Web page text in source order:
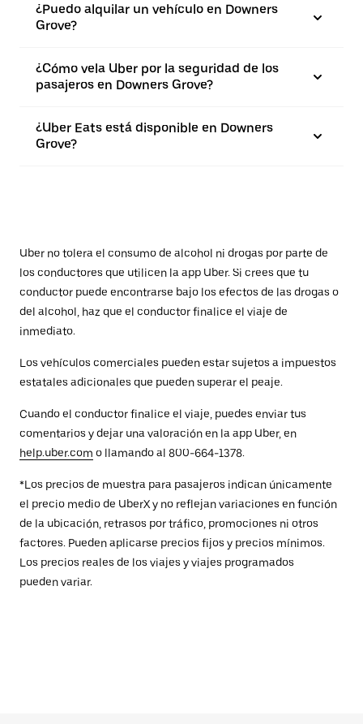
¿Puedo alquilar un vehículo en Downers
Grove?
¿Cómo vela Uber por la seguridad de los
pasajeros en Downers Grove?
¿Uber Eats está disponible en Downers
Grove?
Uber no tolera el consumo de alcohol ni drogas por parte de
los conductores que utilicen la app Uber. Si crees que tu
conductor puede encontrarse bajo los efectos de las drogas o
del alcohol, haz que el conductor finalice el viaje de
inmediato.
Los vehículos comerciales pueden estar sujetos a impuestos
estatales adicionales que pueden superar el peaje.
Cuando el conductor finalice el viaje, puedes enviar tus
comentarios y dejar una valoración en la app Uber, en
help.uber.com o llamando al 800-664-1378.
*Los precios de muestra para pasajeros indican únicamente
el precio medio de UberX y no reflejan variaciones en función
de la ubicación, retrasos por tráfico, promociones ni otros
factores. Pueden aplicarse precios fijos y precios mínimos.
Los precios reales de los viajes y viajes programados
pueden variar.